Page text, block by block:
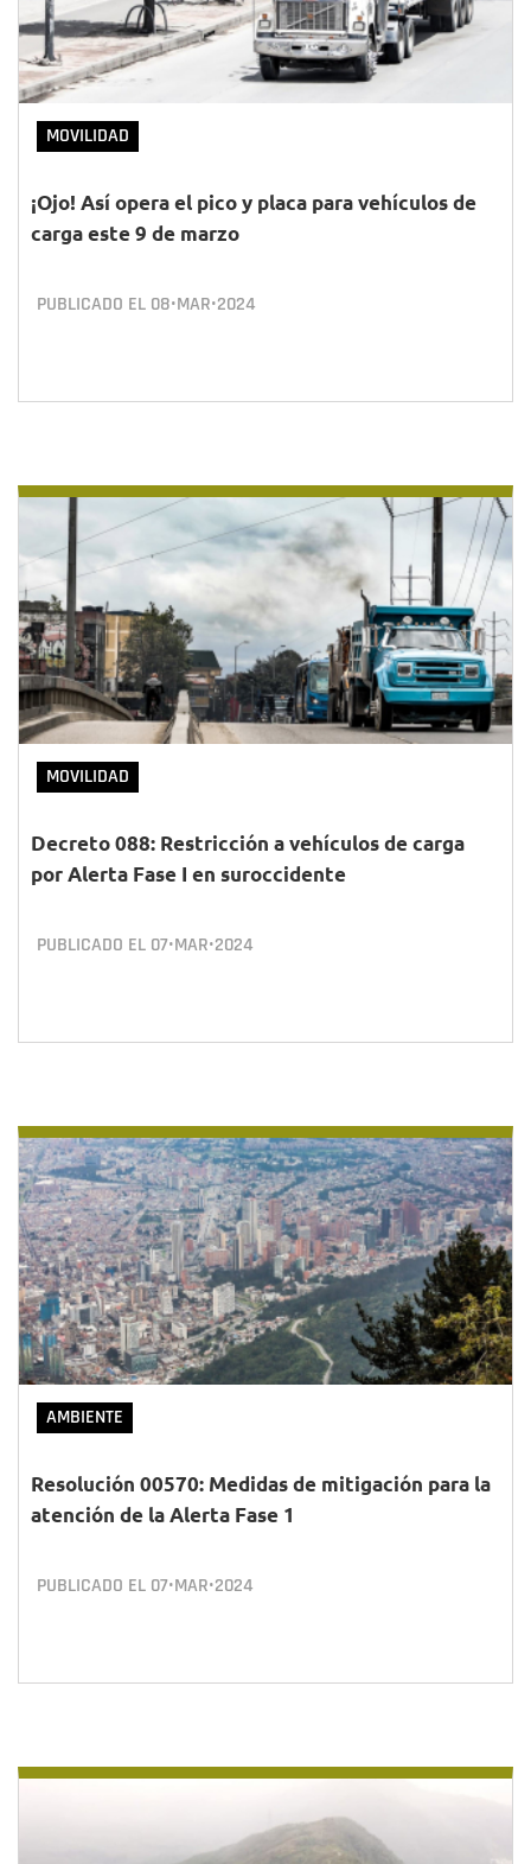
MOVILIDAD
¡Ojo! Así opera el pico y placa para vehículos de
carga este 9 de marzo
PUBLICADO EL 08•MAR•2024
MOVILIDAD
Decreto 088: Restricción a vehículos de carga
por Alerta Fase I en suroccidente
PUBLICADO EL 07•MAR•2024
AMBIENTE
Resolución 00570: Medidas de mitigación para la
atención de la Alerta Fase 1
PUBLICADO EL 07•MAR•2024